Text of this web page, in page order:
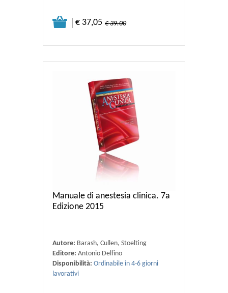
€ 37,05 € 39.00
Manuale di anestesia clinica. 7a
Edizione 2015
Autore: Barash, Cullen, Stoelting
Editore: Antonio Delfino
Disponibilità: Ordinabile in 4-6 giorni
lavorativi